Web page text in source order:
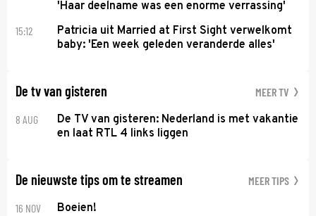
'Haar deelname was een enorme verrassing'
15:12
Patricia uit Married at First Sight verwelkomt
baby: 'Een week geleden veranderde alles'
De tv van gisteren MEER TV
8 AUG
De TV van gisteren: Nederland is met vakantie
en laat RTL 4 links liggen
De nieuwste tips om te streamen MEER TIPS
16 NOV Boeien!